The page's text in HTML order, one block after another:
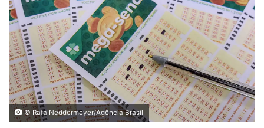
© Rafa Neddermeyer/Agência Brasil